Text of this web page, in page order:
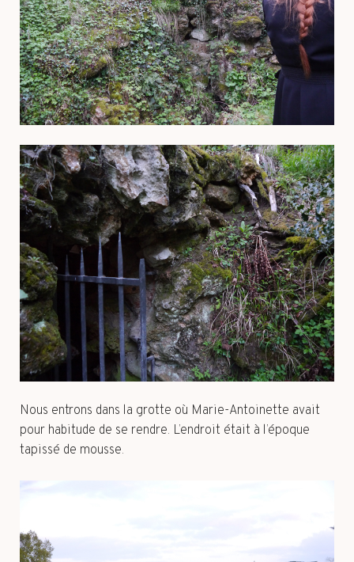
Nous entrons dans la grotte où Marie-Antoinette avait
pour habitude de se rendre. L’endroit était à l’époque
tapissé de mousse.